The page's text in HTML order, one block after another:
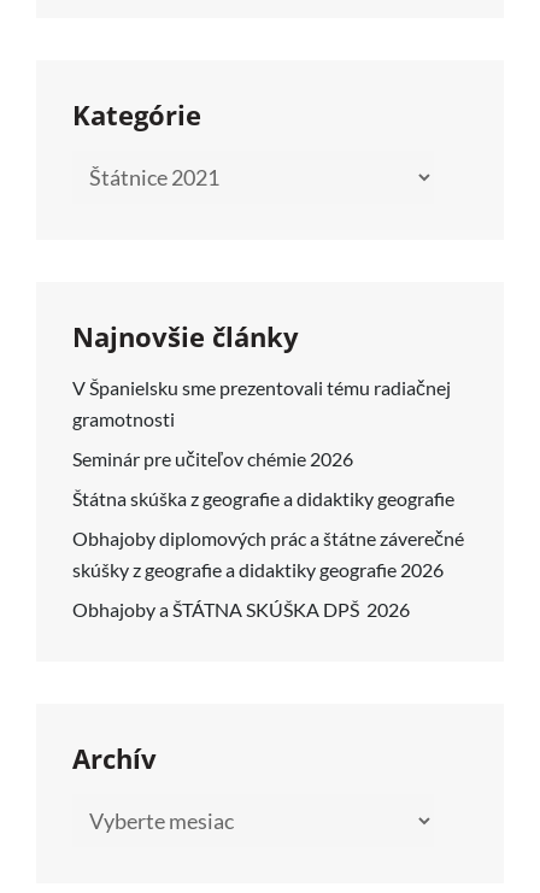
2021
ONLINE
CH2-
Kategórie
Kategórie
Najnovšie články
V Španielsku sme prezentovali tému radiačnej
gramotnosti
Seminár pre učiteľov chémie 2026
Štátna skúška z geografie a didaktiky geografie
Obhajoby diplomových prác a štátne záverečné
skúšky z geografie a didaktiky geografie 2026
Obhajoby a ŠTÁTNA SKÚŠKA DPŠ 2026
Archív
Archív